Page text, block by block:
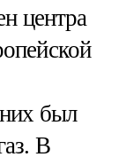
центра
был
В